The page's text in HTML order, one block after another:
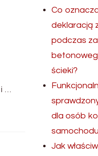
…
Co
deklaracją
podczas
ścieki?
dla osób
samochodu
Jak